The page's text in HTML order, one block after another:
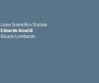
Liceo Scientifico Statale
Edoardo Amaldi
Alzano Lombardo